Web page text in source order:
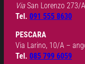
Via San Lorenzo 273/
Tel. 091 555 8630
PESCARA
Via Larino, 10/A –
Tel. 085 799 6059